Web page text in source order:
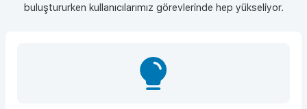
buluştururken kullanıcılarımız görevlerinde hep yükseliyor.